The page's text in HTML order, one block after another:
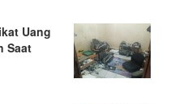
Uang
Saat